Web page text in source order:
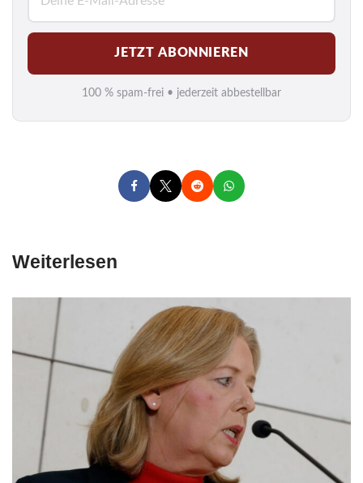
M
a
i
l
*
JETZT ABONNIEREN
100 % spam-frei • jederzeit abbestellbar
Weiterlesen